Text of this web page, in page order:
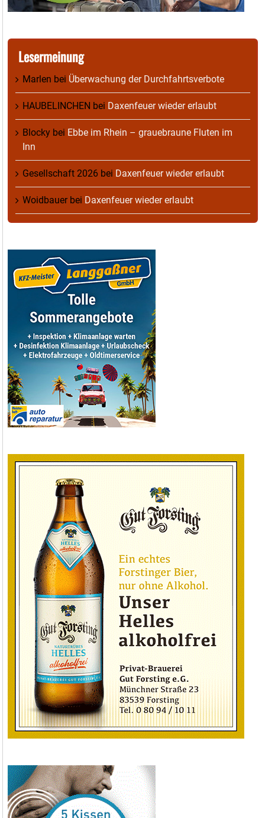
Lesermeinung
Marlen bei Überwachung der Durchfahrtsverbote
HAUBELINCHEN bei Daxenfeuer wieder erlaubt
Blocky bei Ebbe im Rhein – grauebraune Fluten im
Inn
Gesellschaft 2026 bei Daxenfeuer wieder erlaubt
Woidbauerbei Daxenfeuer wieder erlaubt